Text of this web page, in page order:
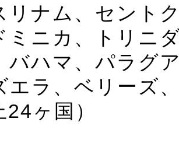
リナム、セント
ミニカ、トリニ
バハマ、パラグ
エラ、ベリーズ
24ヶ国）